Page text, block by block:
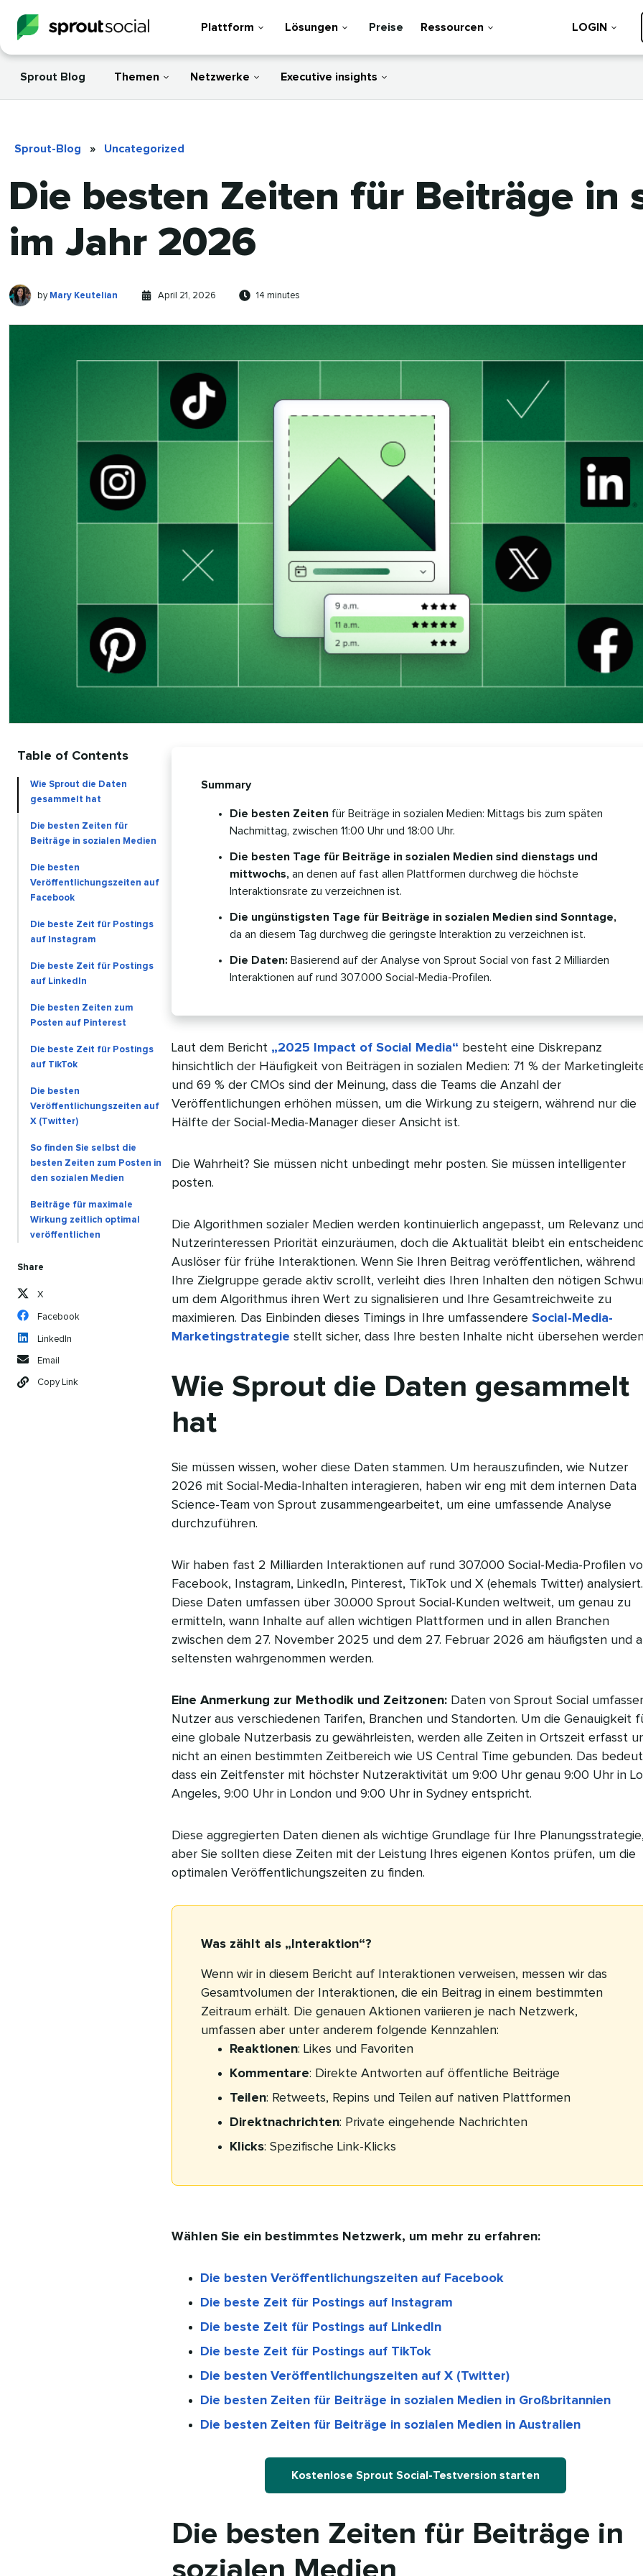
Plattform Lösungen Preise Ressourcen LOGIN
Sprout Blog Themen Netzwerke Executive insights
Sprout-Blog » Uncategorized
Die besten Zeiten für Beiträge in
im Jahr 2026
Mary
Written
by Mary Keutelian
Published
April 21, 2026
Reading
14 minutes
Table of Contents
Wie Sprout die Daten
gesammelt hat
Die besten Zeiten für
Beiträge in sozialen Medien
Die besten
Veröffentlichungszeiten auf
Facebook
Die beste Zeit für Postings
auf Instagram
Die beste Zeit für Postings
auf LinkedIn
Die besten Zeiten zum
Posten auf Pinterest
Die beste Zeit für Postings
auf TikTok
Die besten
Veröffentlichungszeiten auf
X (Twitter)
So finden Sie selbst die
besten Zeiten zum Posten in
den sozialen Medien
Beiträge für maximale
Wirkung zeitlich optimal
veröffentlichen
Share
X
Facebook
LinkedIn
Email
Copy Link
Summary
Die besten Zeiten für Beiträge in sozialen Medien: Mittags bis zum späten
Nachmittag, zwischen 11:00 Uhr und 18:00 Uhr.
Die besten Tage für Beiträge in sozialen Medien sind dienstags und
mittwochs, an denen auf fast allen Plattformen durchweg die höchste
Interaktionsrate zu verzeichnen ist.
Die ungünstigsten Tage für Beiträge in sozialen Medien sind Sonntage,
da an diesem Tag durchweg die geringste Interaktion zu verzeichnen ist.
Die Daten: Basierend auf der Analyse von Sprout Social von fast 2 Milliarden
Interaktionen auf rund 307.000 Social-Media-Profilen.
Laut dem Bericht „2025 Impact of Social Media“ besteht eine Diskrepanz
hinsichtlich der Häufigkeit von Beiträgen in sozialen Medien: 71 % der
und 69 % der CMOs sind der Meinung, dass die Teams die Anzahl der
Veröffentlichungen erhöhen müssen, um die Wirkung zu steigern, während nur die
Hälfte der Social-Media-Manager dieser Ansicht ist.
Die Wahrheit? Sie müssen nicht unbedingt mehr posten. Sie müssen intelligenter
posten.
Die Algorithmen sozialer Medien werden kontinuierlich angepasst, um Relevanz
Nutzerinteressen Priorität einzuräumen, doch die Aktualität bleibt ein
Auslöser für frühe Interaktionen. Wenn Sie Ihren Beitrag veröffentlichen, während
Ihre Zielgruppe gerade aktiv scrollt, verleiht dies Ihren Inhalten den nötigen
um dem Algorithmus ihren Wert zu signalisieren und Ihre Gesamtreichweite zu
maximieren. Das Einbinden dieses Timings in Ihre umfassendere Social-Media-
Marketingstrategie stellt sicher, dass Ihre besten Inhalte nicht übersehen
Wie Sprout die Daten gesammelt
hat
Sie müssen wissen, woher diese Daten stammen. Um herauszufinden, wie Nutzer
2026 mit Social-Media-Inhalten interagieren, haben wir eng mit dem internen Data
Science-Team von Sprout zusammengearbeitet, um eine umfassende Analyse
durchzuführen.
Wir haben fast 2 Milliarden Interaktionen auf rund 307.000 Social-Media-Profilen
Facebook, Instagram, LinkedIn, Pinterest, TikTok und X (ehemals Twitter) analysiert.
Diese Daten umfassen über 30.000 Sprout Social-Kunden weltweit, um genau zu
ermitteln, wann Inhalte auf allen wichtigen Plattformen und in allen Branchen
zwischen dem 27. November 2025 und dem 27. Februar 2026 am häufigsten und
seltensten wahrgenommen werden.
Eine Anmerkung zur Methodik und Zeitzonen:Daten von Sprout Social
Nutzer aus verschiedenen Tarifen, Branchen und Standorten. Um die Genauigkeit
eine globale Nutzerbasis zu gewährleisten, werden alle Zeiten in Ortszeit erfasst
nicht an einen bestimmten Zeitbereich wie US Central Time gebunden. Das
dass ein Zeitfenster mit höchster Nutzeraktivität um 9:00 Uhr genau 9:00 Uhr in
Angeles, 9:00 Uhr in London und 9:00 Uhr in Sydney entspricht.
Diese aggregierten Daten dienen als wichtige Grundlage für Ihre
aber Sie sollten diese Zeiten mit der Leistung Ihres eigenen Kontos prüfen, um die
optimalen Veröffentlichungszeiten zu finden.
Was zählt als „Interaktion“?
Wenn wir in diesem Bericht auf Interaktionen verweisen, messen wir das
Gesamtvolumen der Interaktionen, die ein Beitrag in einem bestimmten
Zeitraum erhält. Die genauen Aktionen variieren je nach Netzwerk,
umfassen aber unter anderem folgende Kennzahlen:
Reaktionen: Likes und Favoriten
Kommentare: Direkte Antworten auf öffentliche Beiträge
Teilen: Retweets, Repins und Teilen auf nativen Plattformen
Direktnachrichten: Private eingehende Nachrichten
Klicks: Spezifische Link-Klicks
Wählen Sie ein bestimmtes Netzwerk, um mehr zu erfahren:
Die besten Veröffentlichungszeiten auf Facebook
Die beste Zeit für Postings auf Instagram
Die beste Zeit für Postings auf LinkedIn
Die beste Zeit für Postings auf TikTok
Die besten Veröffentlichungszeiten auf X (Twitter)
Die besten Zeiten für Beiträge in sozialen Medien in Großbritannien
Die besten Zeiten für Beiträge in sozialen Medien in Australien
Kostenlose Sprout Social-Testversion starten
Die besten Zeiten für Beiträge in